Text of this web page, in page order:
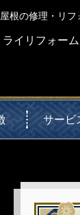
根の修理・リフ
ライリフォーム
サービ